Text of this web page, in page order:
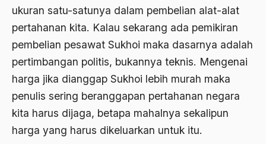
ukuran satu-satunya dalam pembelian alat-alat
pertahanan kita. Kalau sekarang ada pemikiran
pembelian pesawat Sukhoi maka dasarnya adalah
pertimbangan politis, bukannya teknis. Mengenai
harga jika dianggap Sukhoi lebih murah maka
penulis sering beranggapan pertahanan negara
kita harus dijaga, betapa mahalnya sekalipun
harga yang harus dikeluarkan untuk itu.
1976
1975
1973
1972
Afrika
agama
Agama & Negara
Agama Asli
Agama Asli Indonesia